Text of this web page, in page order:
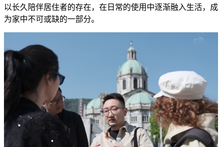
以长久陪伴居住者的存在，在日常的使用中逐渐融入生活，成
为家中不可或缺的一部分。